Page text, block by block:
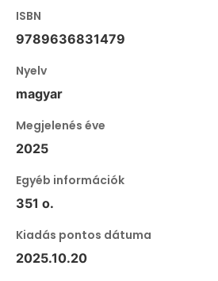
ISBN
9789636831479
Nyelv
magyar
Megjelenés éve
2025
Egyéb információk
351 o.
Kiadás pontos dátuma
2025.10.20